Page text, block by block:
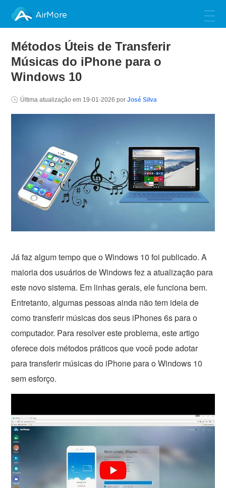
AirMore
Métodos Úteis de Transferir
Músicas do iPhone para o
Windows 10
Última atualização em 19-01-2026 porJosé Silva
Já faz algum tempo que o Windows 10 foi publicado. A
maioria dos usuários de Windows fez a atualização para
este novo sistema. Em linhas gerais, ele funciona bem.
Entretanto, algumas pessoas ainda não tem ideia de
como transferir músicas dos seus iPhones 6s para o
computador. Para resolver este problema, este artigo
oferece dois métodos práticos que você pode adotar
para transferir músicas do iPhone para o Windows 10
sem esforço.